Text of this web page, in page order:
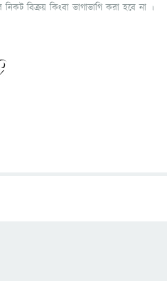
বিক্রয় কিংবা ভাগাভাগি করা হবে না ।